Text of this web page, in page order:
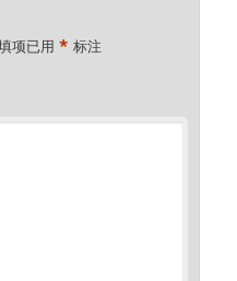
项已用* 标注